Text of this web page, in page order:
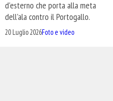
d'esterno che porta alla meta
dell'ala contro il Portogallo.
20 Luglio 2026Foto e video